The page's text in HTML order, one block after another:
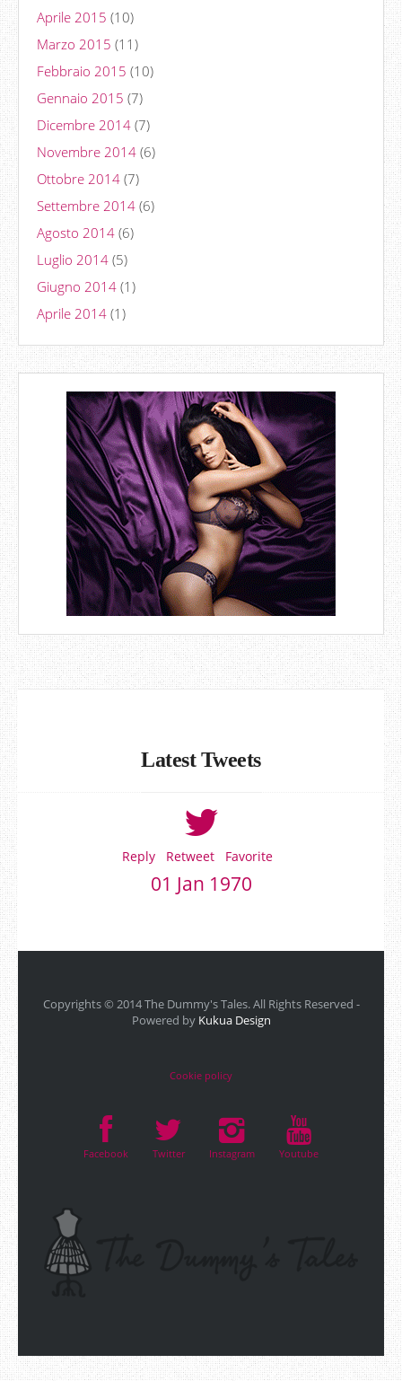
Aprile 2015 (10)
Marzo 2015 (11)
Febbraio 2015 (10)
Gennaio 2015 (7)
Dicembre 2014 (7)
Novembre 2014 (6)
Ottobre 2014 (7)
Settembre 2014 (6)
Agosto 2014 (6)
Luglio 2014 (5)
Giugno 2014 (1)
Aprile 2014 (1)
Latest Tweets
Reply Retweet Favorite
01 Jan 1970
Copyrights © 2014 The Dummy's Tales. All Rights Reserved -
Powered by Kukua Design
Cookie policy
Facebook Twitter Instagram Youtube